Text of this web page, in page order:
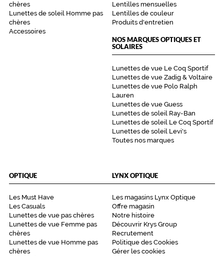
chères
Lunettes de soleil Homme pas
chères
Accessoires
Lentilles mensuelles
Lentilles de couleur
Produits d'entretien
NOS MARQUES OPTIQUES ET
SOLAIRES
Lunettes de vue Le Coq Sportif
Lunettes de vue Zadig & Voltaire
Lunettes de vue Polo Ralph
Lauren
Lunettes de vue Guess
Lunettes de soleil Ray-Ban
Lunettes de soleil Le Coq Sportif
Lunettes de soleil Levi's
Toutes nos marques
OPTIQUE
Les Must Have
Les Casuals
Lunettes de vue pas chères
Lunettes de vue Femme pas
chères
Lunettes de vue Homme pas
chères
LYNX OPTIQUE
Les magasins Lynx Optique
Offre magasin
Notre histoire
Découvrir Krys Group
Recrutement
Politique des Cookies
Gérer les cookies